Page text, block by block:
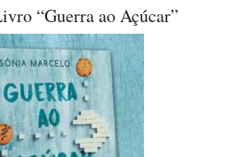
“Guerra ao Açúcar”